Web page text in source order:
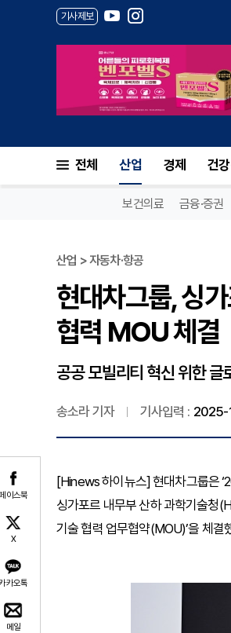
기사제보
전체 산업 경제 건
보건의료 금융·증권
이스북
X
카오톡
메일
산업 > 자동차·항공
현대차그룹, 싱
협력 MOU 체결
공공 모빌리티 혁신 위한 글
송소라 기자 기사입력 : 2025-
[Hinews 하이뉴스] 현대차그룹은
싱가포르 내무부 산하 과학기술청
기술 협력 업무협약(MOU)’을 체결